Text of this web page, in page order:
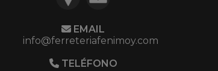
EMAIL
info@ferreteriafenimoy.com
TELÉFONO